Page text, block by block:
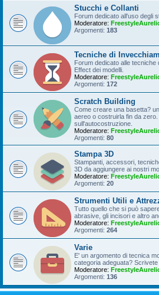
Stucchi e Collanti
Forum dedicato all'uso degli
Moderatore:
Argomenti: 183
Tecniche di
Forum dedicato alle
Effect dei modelli.
Moderatore:
Argomenti: 172
Scratch Building
Come creare una basetta?
aereo o costruirla fin da
sull'autocostruzione.
Moderatore:
Argomenti: 80
Stampa 3D
Stampanti, accessori,
3D da aggiungere ai nostri
Moderatore:
Argomenti: 20
Strumenti Utili e
Tutto quello che si può
abrasive, gli incisori e altro
Moderatore:
Argomenti: 264
Varie
E' un argomento di tecnica
categoria adeguata? Scrivete
Moderatore:
Argomenti: 136